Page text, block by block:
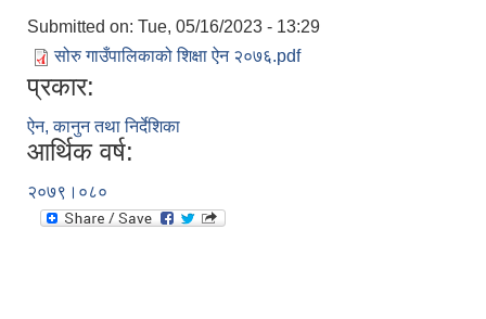
Submitted on: Tue, 05/16/2023 - 13:29
सोरु गाउँपालिकाको शिक्षा ऐन २०७६.pdf
प्रकार:
ऐन, कानुन तथा निर्देशिका
आर्थिक वर्ष:
२०७९।०८०